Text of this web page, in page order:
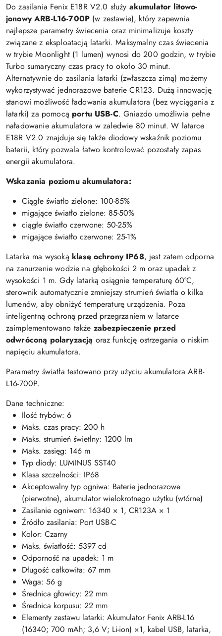
Do zasilania Fenix E18R V2.0 służy akumulator litowo-
jonowy ARB-L16-700P (w zestawie), który zapewnia
najlepsze parametry świecenia oraz minimalizuje koszty
związane z eksploatacją latarki. Maksymalny czas świecenia
w trybie Moonlight (1 lumen) wynosi do 200 godzin, w trybie
Turbo sumaryczny czas pracy to około 30 minut.
Alternatywnie do zasilania latarki (zwłaszcza zimą) możemy
wykorzystywać jednorazowe baterie CR123. Dużą innowację
stanowi możliwość ładowania akumulatora (bez wyciągania z
latarki) za pomocą portu USB-C. Gniazdo umożliwia pełne
naładowanie akumulatora w zaledwie 80 minut. W latarce
E18R V2.0 znajduje się także diodowy wskaźnik poziomu
baterii, który pozwala łatwo kontrolować pozostały zapas
energii akumulatora.
Wskazania poziomu akumulatora:
Ciągłe światło zielone: 100-85%
migające światło zielone: 85-50%
ciągłe światło czerwone: 50-25%
migające światło czerwone: 25-1%
Latarka ma wysoką klasę ochrony IP68, jest zatem odporna
na zanurzenie wodzie na głębokości 2 m oraz upadek z
wysokości 1 m. Gdy latarką osiągnie temperaturę 60°C,
sterownik automatycznie zmniejszy strumień światła o kilka
lumenów, aby obniżyć temperaturę urządzenia. Poza
inteligentną ochroną przed przegrzaniem w latarce
zaimplementowano także zabezpieczenie przed
odwróconą polaryzacją oraz funkcję ostrzegania o niskim
napięciu akumulatora.
Parametry światła testowano przy użyciu akumulatora ARB-
L16-700P.
Dane techniczne:
Ilość trybów: 6
Maks. czas pracy: 200 h
Maks. strumień świetlny: 1200 lm
Maks. zasięg: 146 m
Typ diody: LUMINUS SST40
Klasa szczelności: IP68
Akceptowalny typ ogniwa: Baterie jednorazowe
(pierwotne), akumulator wielokrotnego użytku (wtórne)
Zasilanie ogniwem: 16340 × 1, CR123A × 1
Źródło zasilania: Port USB-C
Kolor: Czarny
Maks. światłość: 5397 cd
Odporność na upadek: 1 m
Długość całkowita: 67 mm
Waga: 56 g
Średnica głowicy: 22 mm
Średnica korpusu: 22 mm
Elementy zestawu latarki: Akumulator Fenix ARB-L16
(16340; 700 mAh; 3,6 V; Li-ion) ×1, kabel USB, latarka,